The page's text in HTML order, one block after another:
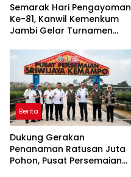
Semarak Hari Pengayoman
Ke-81, Kanwil Kemenkum
Jambi Gelar Turnamen
Berita
Dukung Gerakan
Penanaman Ratusan Juta
Pohon, Pusat Persemaian